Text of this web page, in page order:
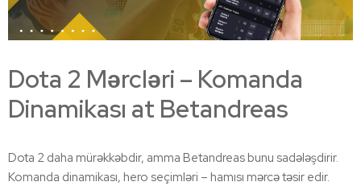
Dota 2 Mərcləri – Komanda
Dinamikası at Betandreas
Dota 2 daha mürəkkəbdir, amma Betandreas bunu sadələşdirir.
Komanda dinamikası, hero seçimləri – hamısı mərcə təsir edir.